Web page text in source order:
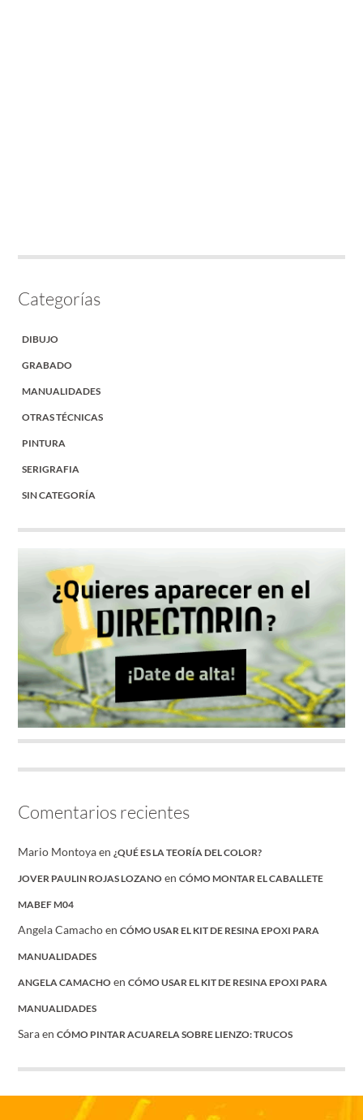
Categorías
DIBUJO
GRABADO
MANUALIDADES
OTRAS TÉCNICAS
PINTURA
SERIGRAFIA
SIN CATEGORÍA
Comentarios recientes
Mario Montoyaen ¿QUÉ ES LA TEORÍA DEL COLOR?
JOVER PAULIN ROJAS LOZANO enCÓMO MONTAR EL CABALLETE
MABEF M04
Angela CamachoenCÓMO USAR EL KIT DE RESINA EPOXI PARA
MANUALIDADES
ANGELA CAMACHO enCÓMO USAR EL KIT DE RESINA EPOXI PARA
MANUALIDADES
SaraenCÓMO PINTAR ACUARELA SOBRE LIENZO: TRUCOS